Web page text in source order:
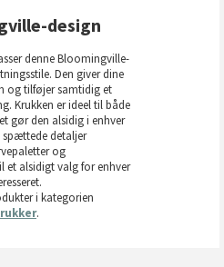
design
denne Bloomingville-
Den giver dine
og tilføjer samtidig et
Krukken er ideel til både
gør den alsidig i enhver
detaljer
og
et alsidigt valg for enhver
i kategorien
.